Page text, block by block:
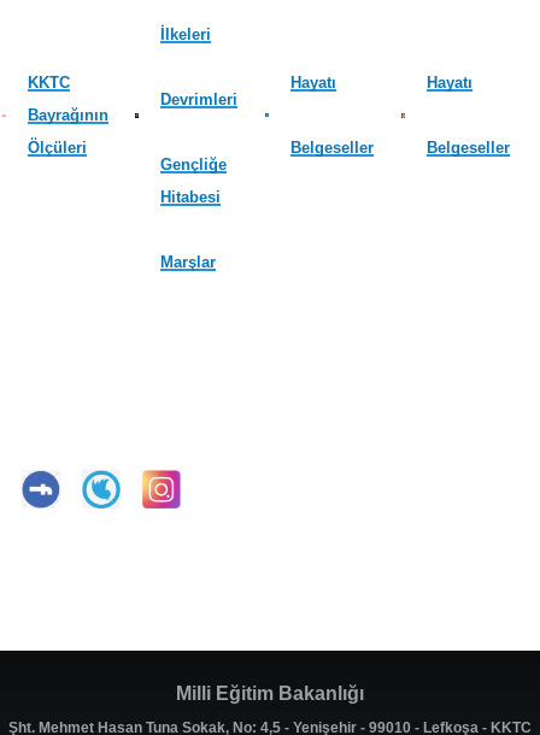
KKTC
Bayrağının
Ölçüleri
İlkeleri
Devrimleri
Gençliğe
Hitabesi
Marşlar
Hayatı
Belgeseller
Hayatı
Belgeseller
Milli Eğitim Bakanlığı
Şht. Mehmet Hasan Tuna Sokak, No: 4,5 - Yenişehir - 99010 - Lefkoşa - KKTC